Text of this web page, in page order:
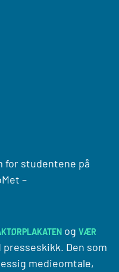
for studentene på
–
og VÆR
Den som
medieomtale,